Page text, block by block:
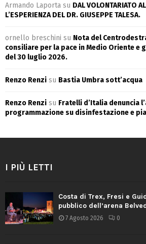
Armando Laporta su DAL VOLONTARIATO
L’ESPERIENZA DEL DR. GIUSEPPE TALESA.
ornello breschini su Nota del
consiliare per la pace in Medio Oriente e
del 30 luglio 2026.
Renzo Renzi su Bastia Umbra sott’acqua
Renzo Renzi su Fratelli d’Italia denuncia
programmazione su disinfestazione e
I PIÙ LETTI
Costa di Trex, Fresi e
pubblico dell’arena
7 Agosto 2026 0